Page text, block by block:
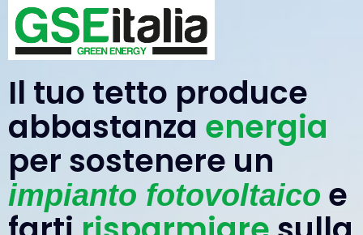
Il tuo tetto produce
abbastanza energia
per sostenere un
impianto fotovoltaico e